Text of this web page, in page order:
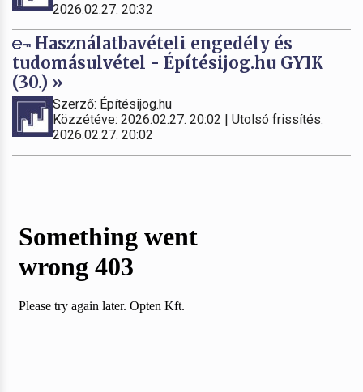
2026.02.27. 20:32
Használatbavételi engedély és
tudomásulvétel - Építésijog.hu GYIK
(30.) »
Szerző: Építésijog.hu
Közzétéve: 2026.02.27. 20:02 | Utolsó frissítés:
2026.02.27. 20:02